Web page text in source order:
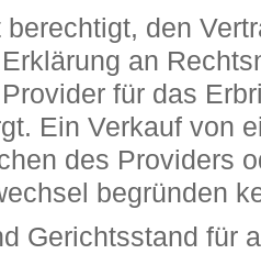
berechtigt, den
an
für das
Ein Verkauf von
des Providers
begründen
Gerichtsstand für